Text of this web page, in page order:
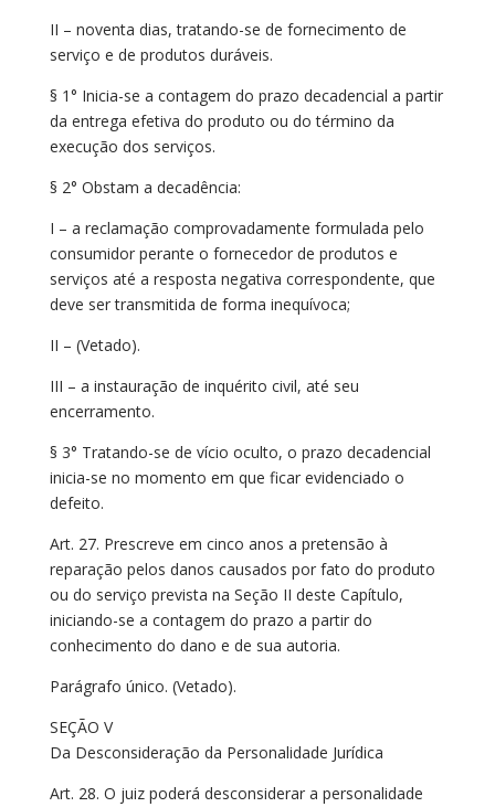
II – noventa dias, tratando-se de fornecimento de
serviço e de produtos duráveis.
§ 1° Inicia-se a contagem do prazo decadencial a partir
da entrega efetiva do produto ou do término da
execução dos serviços.
§ 2° Obstam a decadência:
I – a reclamação comprovadamente formulada pelo
consumidor perante o fornecedor de produtos e
serviços até a resposta negativa correspondente, que
deve ser transmitida de forma inequívoca;
II – (Vetado).
III – a instauração de inquérito civil, até seu
encerramento.
§ 3° Tratando-se de vício oculto, o prazo decadencial
inicia-se no momento em que ficar evidenciado o
defeito.
Art. 27. Prescreve em cinco anos a pretensão à
reparação pelos danos causados por fato do produto
ou do serviço prevista na Seção II deste Capítulo,
iniciando-se a contagem do prazo a partir do
conhecimento do dano e de sua autoria.
Parágrafo único. (Vetado).
SEÇÃO V
Da Desconsideração da Personalidade Jurídica
Art. 28. O juiz poderá desconsiderar a personalidade